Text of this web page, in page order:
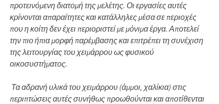
προτεινόμενη διατομή της μελέτης. Οι εργασίες αυτές
κρίνονται απαραίτητες και κατάλληλες μέσα σε περιοχές
που η κοίτη δεν έχει περιοριστεί με μόνιμα έργα. Αποτελεί
την πιο ήπια μορφή παρέμβασης και επιτρέπει τη συνέχιση
της λειτουργίας του χειμάρρου ως φυσικού
οικοσυστήματος.
Τα αδρανή υλικά του χειμάρρου (άμμοι, χαλίκια) στις
περιπτώσεις αυτές συνήθως προωθούνται και αποτίθενται